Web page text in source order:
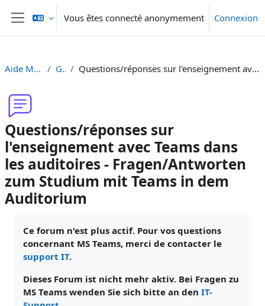
Passer au contenu principal
Panneau latéral
Vous êtes connecté anonymement Connexion
Aide Moodle - Moodle Hilfe Généralités Questions/réponses sur l'enseignement avec Teams dans les auditoires - Fragen/Antworten zum Studium mit Teams in dem Auditorium
Questions/réponses sur
l'enseignement avec Teams dans
les auditoires - Fragen/Antworten
zum Studium mit Teams in dem
Auditorium
Ce forum n'est plus actif. Pour vos questions
concernant MS Teams, merci de contacter le
support IT.
Dieses Forum ist nicht mehr aktiv. Bei Fragen zu
MS Teams wenden Sie sich bitte an den IT-